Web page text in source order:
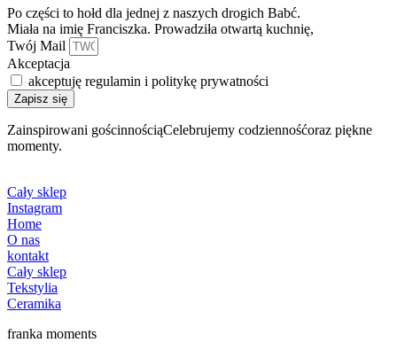
Po części to hołd dla jednej z naszych drogich Babć.
Miała na imię Franciszka. Prowadziła otwartą kuchnię,
Twój Mail
Akceptacja
akceptuję regulamin i politykę prywatności
Zapisz się
Zainspirowani gościnnościąCelebrujemy codziennośćoraz piękne
momenty.
Cały sklep
Instagram
Home
O nas
kontakt
Cały sklep
Tekstylia
Ceramika
franka moments